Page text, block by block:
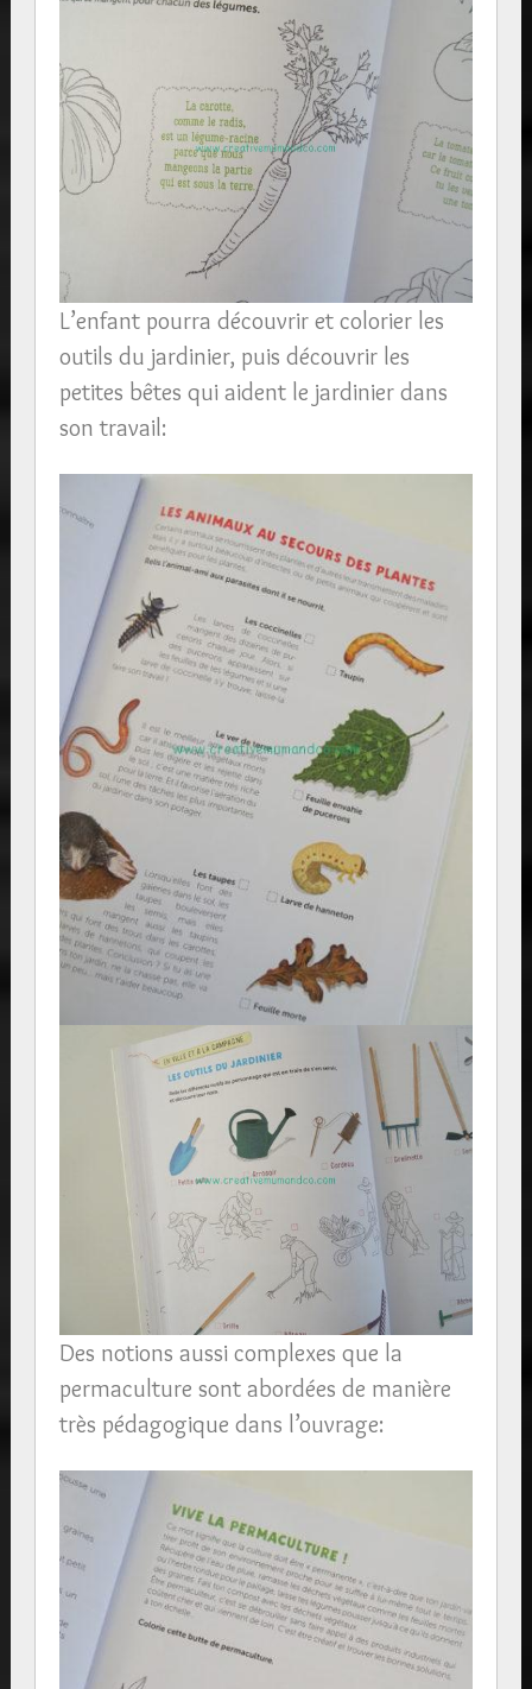
L’enfant pourra découvrir et colorier les
outils du jardinier, puis découvrir les
petites bêtes qui aident le jardinier dans
son travail:
Des notions aussi complexes que la
permaculture sont abordées de manière
très pédagogique dans l’ouvrage: